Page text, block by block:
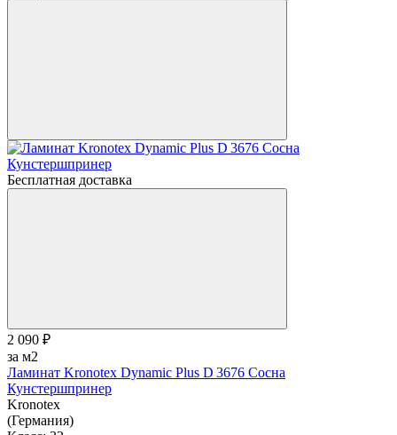
Бесплатная доставка
2 090 ₽
за м2
Ламинат Kronotex Dynamic Plus D 3676 Сосна
Кунстершпринер
Kronotex
(Германия)